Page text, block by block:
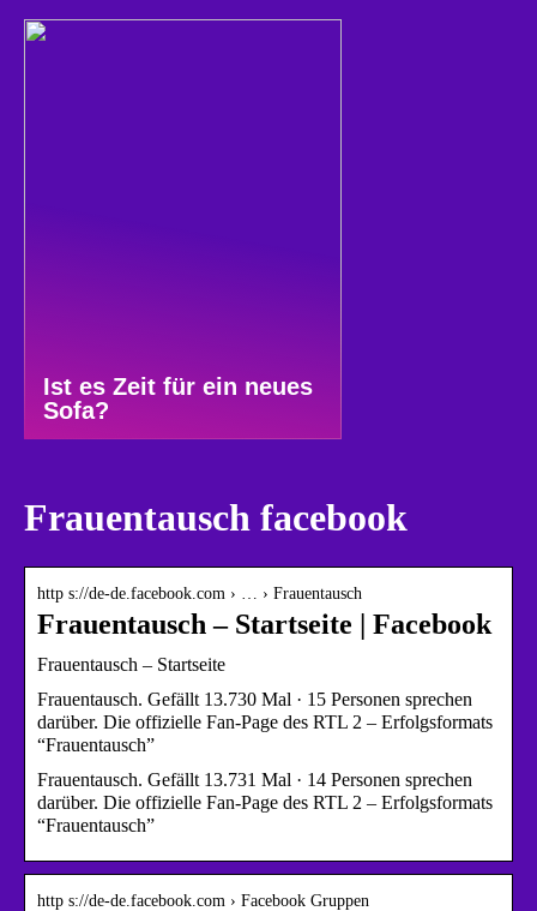
Ist es Zeit für ein neues
Sofa?
Frauentausch facebook
http s://de-de.facebook.com › … › Frauentausch
Frauentausch – Startseite | Facebook
Frauentausch – Startseite
Frauentausch. Gefällt 13.730 Mal · 15 Personen sprechen
darüber. Die offizielle Fan-Page des RTL 2 – Erfolgsformats
“Frauentausch”
Frauentausch. Gefällt 13.731 Mal · 14 Personen sprechen
darüber. Die offizielle Fan-Page des RTL 2 – Erfolgsformats
“Frauentausch”
http s://de-de.facebook.com › Facebook Gruppen